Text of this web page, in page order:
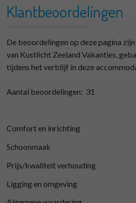
Klantbeoordelingen
De beoordelingen op deze pagina
van Kustlicht Zeeland Vakanties,
tijdens het verblijf in deze
Aantal beoordelingen: 31
Comfort en inrichting
Schoonmaak
Prijs/kwaliteit verhouding
Ligging en omgeving